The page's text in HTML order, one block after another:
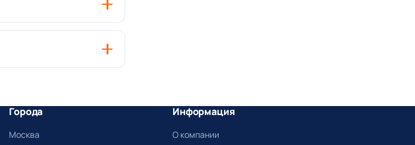
Города
Москва
Информация
О компании